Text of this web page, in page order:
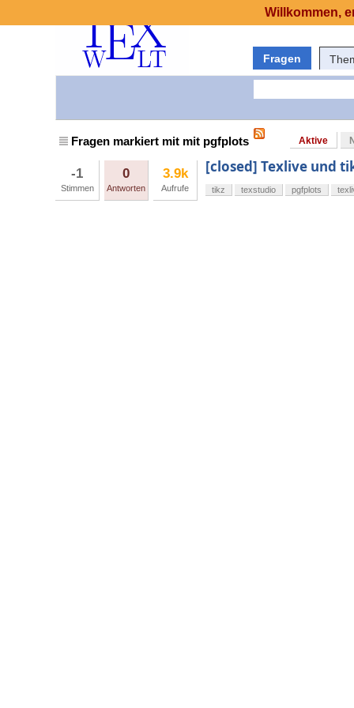
Fragen
Fragen markiert mit mit pgfplots Aktive
-1
Stimmen
0
Antworten
3.9k
Aufrufe
[closed] Texlive und
tikz texstudio pgfplots
Willkommen,